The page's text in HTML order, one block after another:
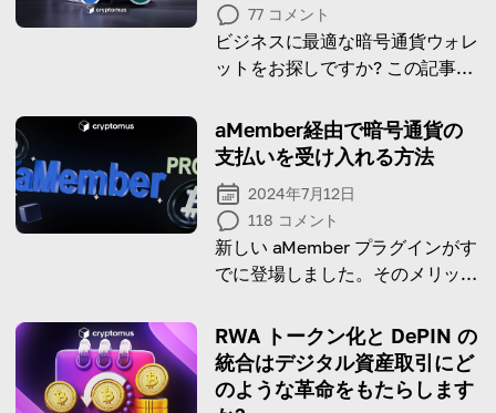
77 コメント
ビジネスに最適な暗号通貨ウォレ
ットをお探しですか? この記事で
てすべて説明します。
aMember経由で暗号通貨の
支払いを受け入れる方法
2024年7月12日
118 コメント
新しい aMember プラグインがす
でに登場しました。そのメリット
RWA トークン化と DePIN の
統合はデジタル資産取引にど
のような革命をもたらします